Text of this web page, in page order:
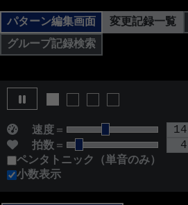
パターン編集画面 変更記録一覧
グループ記録検索
■ □ □ □
速度 ＝
拍数 ＝
4
ペンタトニック（単音のみ）
小数表示